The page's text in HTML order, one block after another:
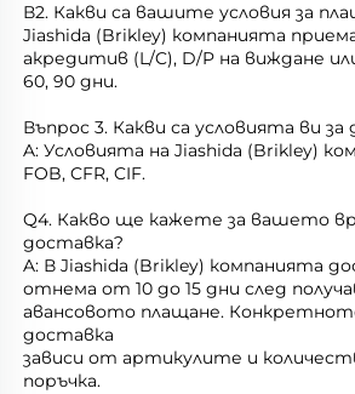
В2. Какви са вашите условия за
Jiashida (Brikley) компанията
акредитив (L/C), D/P на виждане
60, 90 дни.
Въпрос 3. Какви са условията ви за
A: Условията на Jiashida (Brikley)
FOB, CFR, CIF.
Q4. Какво ще кажете за вашето
доставка?
A: В Jiashida (Brikley) компанията
отнема от 10 до 15 дни след
авансовото плащане.
доставка
зависи от артикулите и
поръчка.